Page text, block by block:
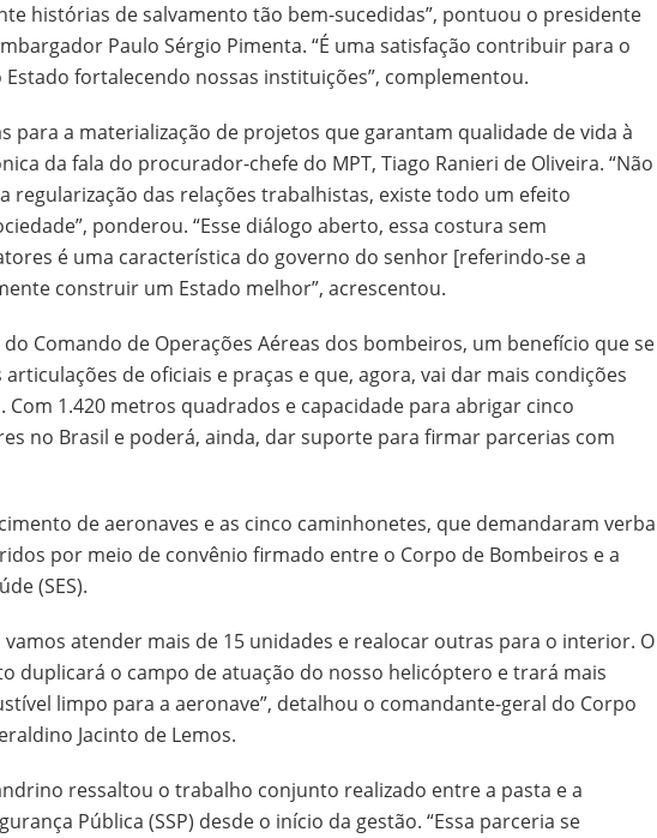
histórias de salvamento tão bem-sucedidas”, pontuou o presidente
Paulo Sérgio Pimenta. “É uma satisfação contribuir para o
fortalecendo nossas instituições”, complementou.
para a materialização de projetos que garantam qualidade de vida à
da fala do procurador-chefe do MPT, Tiago Ranieri de Oliveira. “Não
regularização das relações trabalhistas, existe todo um efeito
ponderou. “Esse diálogo aberto, essa costura sem
é uma característica do governo do senhor [referindo-se a
construir um Estado melhor”, acrescentou.
Comando de Operações Aéreas dos bombeiros, um benefício que se
de oficiais e praças e que, agora, vai dar mais condições
1.420 metros quadrados e capacidade para abrigar cinco
no Brasil e poderá, ainda, dar suporte para firmar parcerias com
de aeronaves e as cinco caminhonetes, que demandaram verba
por meio de convênio firmado entre o Corpo de Bombeiros e a
(SES).
vamos atender mais de 15 unidades e realocar outras para o interior. O
duplicará o campo de atuação do nosso helicóptero e trará mais
limpo para a aeronave”, detalhou o comandante-geral do Corpo
Jacinto de Lemos.
ressaltou o trabalho conjunto realizado entre a pasta e a
Pública (SSP) desde o início da gestão. “Essa parceria se